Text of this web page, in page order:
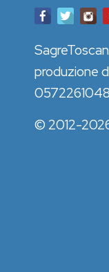
produzione
© 2012-